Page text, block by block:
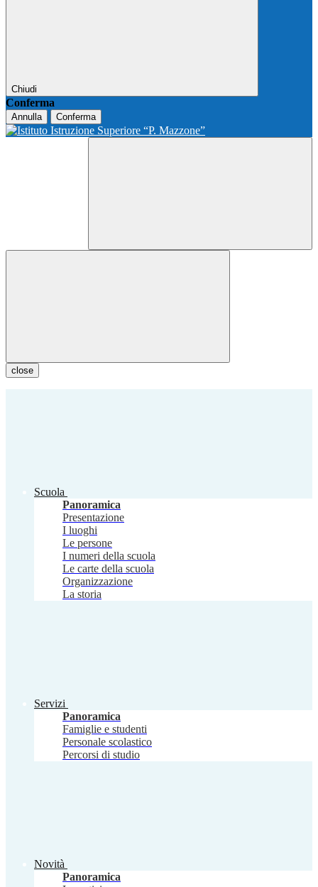
Chiudi
Conferma
Annulla Conferma
close
Scuola
Panoramica
Presentazione
I luoghi
Le persone
I numeri della scuola
Le carte della scuola
Organizzazione
La storia
Servizi
Panoramica
Famiglie e studenti
Personale scolastico
Percorsi di studio
Novità
Panoramica